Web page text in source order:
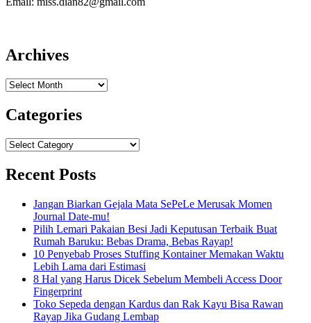
Archives
Archives
Categories
Categories
Recent Posts
Jangan Biarkan Gejala Mata SePeLe Merusak Momen
Journal Date-mu!
Pilih Lemari Pakaian Besi Jadi Keputusan Terbaik Buat
Rumah Baruku: Bebas Drama, Bebas Rayap!
10 Penyebab Proses Stuffing Kontainer Memakan Waktu
Lebih Lama dari Estimasi
8 Hal yang Harus Dicek Sebelum Membeli Access Door
Fingerprint
Toko Sepeda dengan Kardus dan Rak Kayu Bisa Rawan
Rayap Jika Gudang Lembap